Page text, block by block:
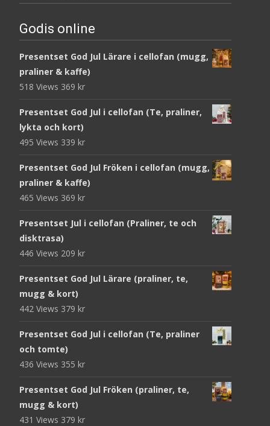
Godis online
Presentset God Jul Lärare i cellofan (mugg,
praliner & kaffe)
518 Views 369 kr
Presentset God Jul i cellofan (Te, praliner,
lykta och kort)
495 Views 339 kr
Presentset God Jul Fröken i cellofan (mugg,
praliner & kaffe)
465 Views 369 kr
Presentset Jul i cellofan (Praliner, te och
disktrasa)
446 Views 209 kr
Presentset God Jul Lärare (praliner, te,
mugg & kort)
442 Views 379 kr
Presentset God Jul i cellofan (Te, praliner
och tomte)
436 Views 355 kr
Presentset God Jul Fröken (praliner, te,
mugg & kort)
431 Views 379 kr